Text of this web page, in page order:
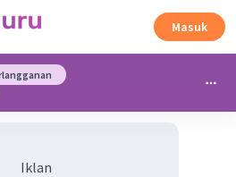
Masuk
Iklan